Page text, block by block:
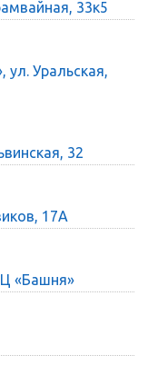
33к5
ул. Уральская,
32
17А
«Башня»